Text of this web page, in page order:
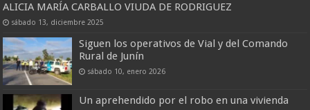
ALICIA MARÍA CARBALLO VIUDA DE RODRIGUEZ
sábado 13, diciembre 2025
Siguen los operativos de Vial y del Comando
Rural de Junín
sábado 10, enero 2026
Un aprehendido por el robo en una vivienda